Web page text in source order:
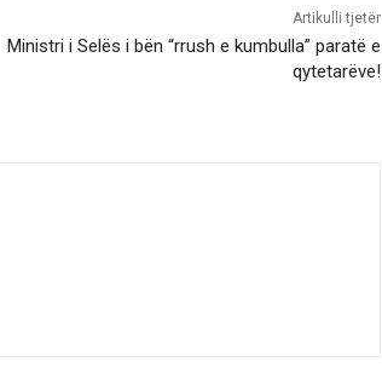
Artikulli tjetër
Ministri i Selës i bën “rrush e kumbulla” paratë e
qytetarëve!